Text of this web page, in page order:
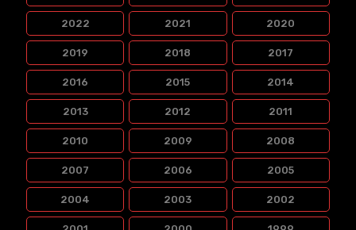
2022 2021 2020
2019 2018 2017
2016 2015 2014
2013 2012 2011
2010 2009 2008
2007 2006 2005
2004 2003 2002